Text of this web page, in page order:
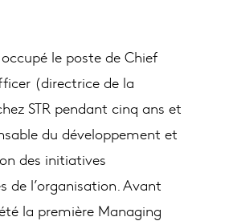
le poste de Chief
(directrice de la
STR pendant cinq ans et
du développement et
des initiatives
de l’organisation. Avant
la première Managing